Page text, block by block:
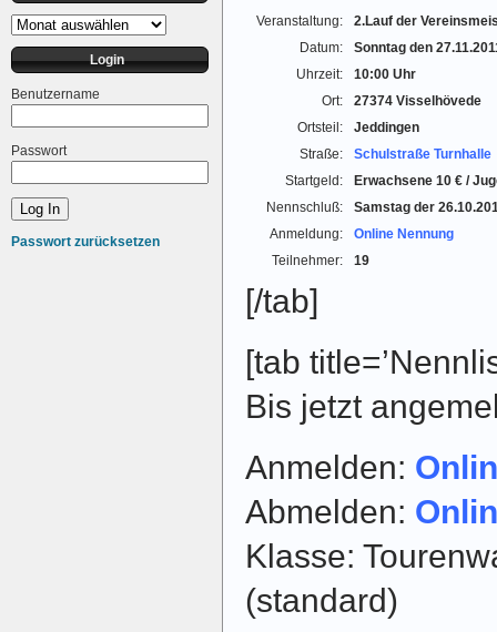
Archiv
Login
Benutzername
Passwort
Passwort zurücksetzen
Veranstaltung:
2.Lauf der
Datum:
Sonntag den
Uhrzeit:
10:00 Uhr
Ort:
27374 Visselhövede
Ortsteil:
Jeddingen
Straße:
Schulstraße Turnhalle
Startgeld:
Erwachsene 10 € /
Nennschluß:
Samstag der
Anmeldung:
Online Nennung
Teilnehmer:
19
[/tab]
[tab
Bis jetzt
Anmelden:
Abmelden:
Klasse:
(standard)